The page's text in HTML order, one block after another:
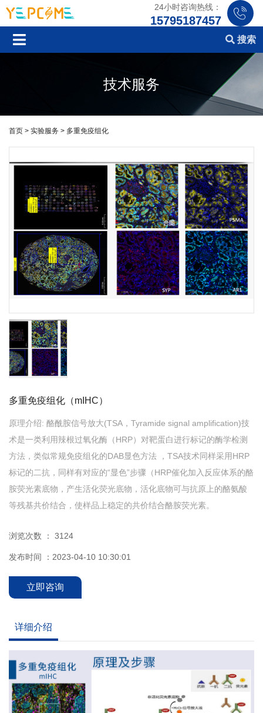
24小时咨询热线：
15795187457
搜索
技术服务
首页 > 实验服务 > 多重免疫组化
多重免疫组化（mIHC）
原理介绍: 酪酰胺信号放大(TSA，Tyramide signal amplification)技
术是一类利用辣根过氧化酶（HRP）对靶蛋白进行标记的酶学检测
方法，类似常规免疫组化的DAB显色方法 ，TSA技术同样采用HRP
标记的二抗，同样有对应的“显色”步骤（HRP催化加入反应体系的酪
胺荧光素底物，产生活化荧光底物，活化底物可与抗原上的酪氨酸
等残基共价结合，使样品上稳定的共价结合酪胺荧光素。
浏览次数 ： 3124
发布时间 ：2023-04-10 10:30:01
立即咨询
详细介绍